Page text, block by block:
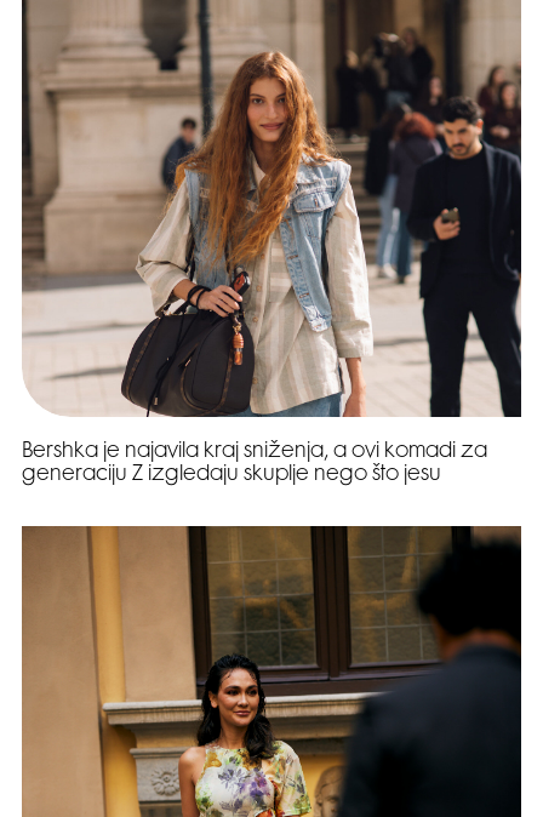
Bershka je najavila kraj sniženja, a ovi komadi za
generaciju Z izgledaju skuplje nego što jesu